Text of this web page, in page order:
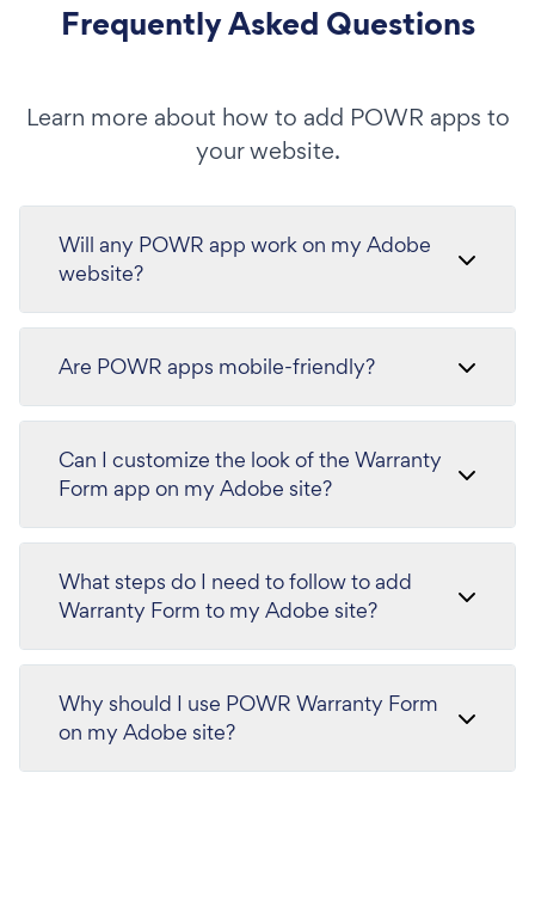
Frequently Asked Questions
Learn more about how to add POWR apps to
your website.
Will any POWR app work on my Adobe
website?
Are POWR apps mobile-friendly?
Can I customize the look of the Warranty
Form app on my Adobe site?
What steps do I need to follow to add
Warranty Form to my Adobe site?
Why should I use POWR Warranty Form
on my Adobe site?